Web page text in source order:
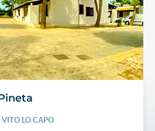
VITO LO CAPO